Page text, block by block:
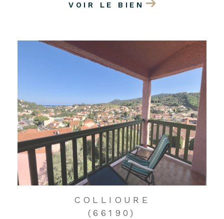
VOIR LE BIEN
COLLIOURE
(66190)